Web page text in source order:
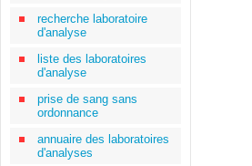
recherche laboratoire
d'analyse
liste des laboratoires
d'analyse
prise de sang sans
ordonnance
annuaire des laboratoires
d'analyses